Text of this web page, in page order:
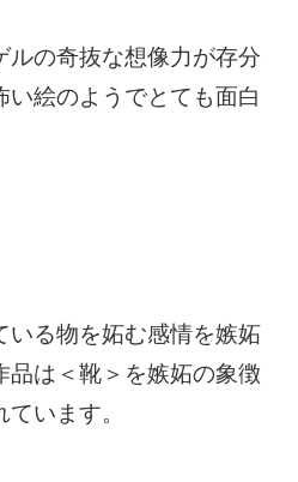
ルの奇抜な想像力が存分
い絵のようでとても面白
いる物を妬む感情を嫉妬
品は＜靴＞を嫉妬の象徴
います。